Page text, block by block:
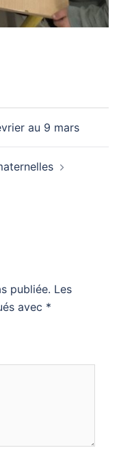
au 9 mars
publiée. Les
avec *